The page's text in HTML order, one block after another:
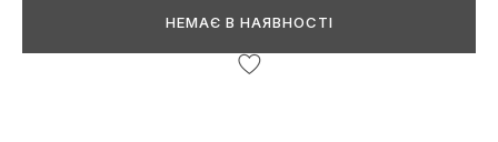
НЕМАЄ В НАЯВНОСТІ